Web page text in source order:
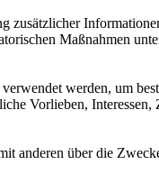
zusätzlicher
Maßnahmen
werden, um
Vorlieben,
anderen über die